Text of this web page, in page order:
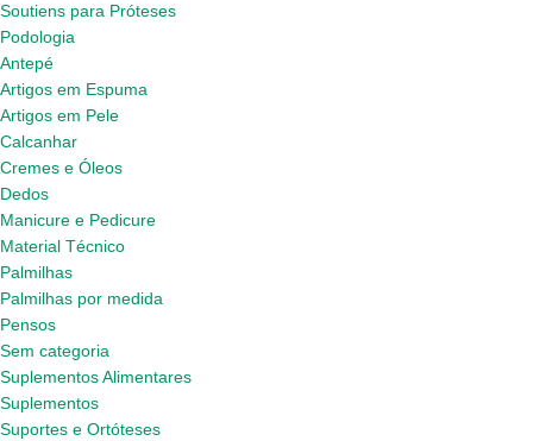
Soutiens para Próteses
Podologia
Antepé
Artigos em Espuma
Artigos em Pele
Calcanhar
Cremes e Óleos
Dedos
Manicure e Pedicure
Material Técnico
Palmilhas
Palmilhas por medida
Pensos
Sem categoria
Suplementos Alimentares
Suplementos
Suportes e Ortóteses